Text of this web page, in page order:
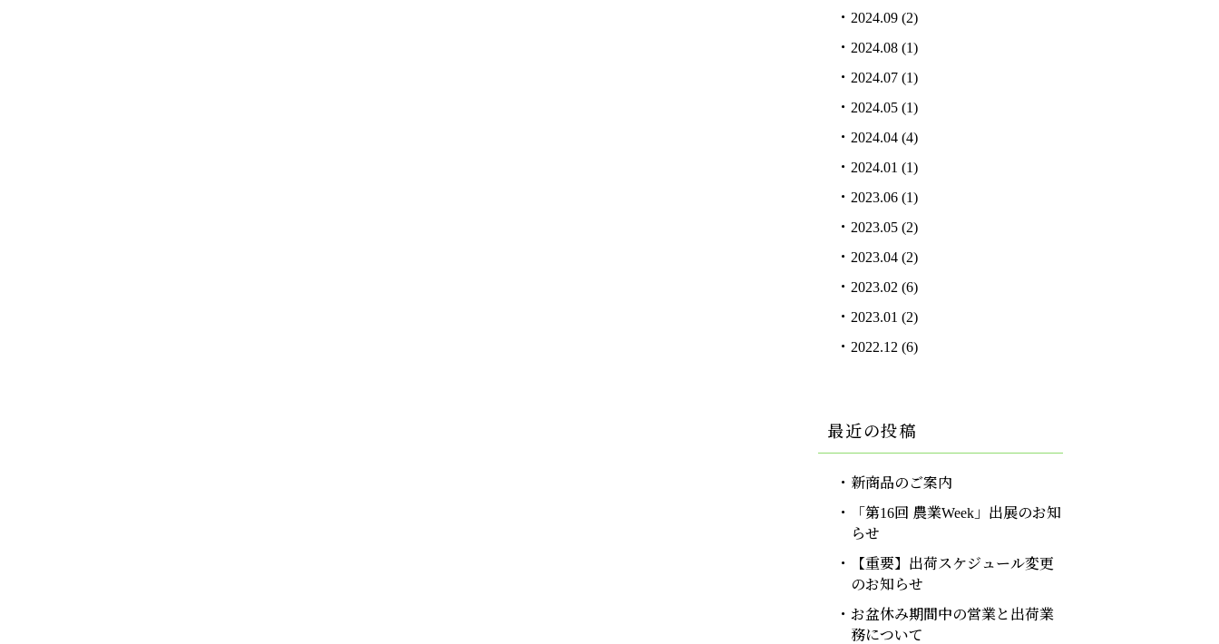
2024.09 (2)
2024.08 (1)
2024.07 (1)
2024.05 (1)
2024.04 (4)
2024.01 (1)
2023.06 (1)
2023.05 (2)
2023.04 (2)
2023.02 (6)
2023.01 (2)
2022.12 (6)
最近の投稿
新商品のご案内
「第16回 農業Week」出展のお知
らせ
【重要】出荷スケジュール変更
のお知らせ
お盆休み期間中の営業と出荷業
務について